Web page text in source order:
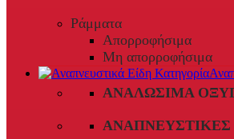
Ράμματα
Απορροφήσιμα
Μη απορροφήσιμα
ΑΝΑΛΏΣΙΜΑ